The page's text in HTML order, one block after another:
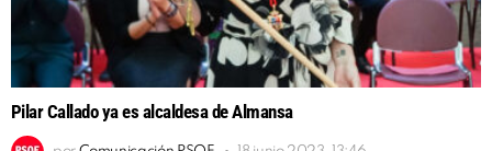
Pilar Callado ya es alcaldesa de Almansa